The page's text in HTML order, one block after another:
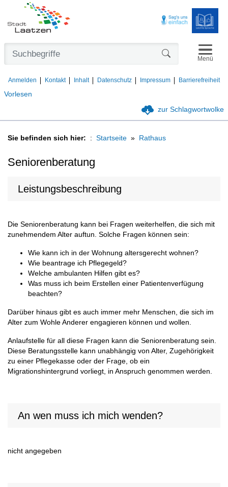
Vorlesen
Anmelden Kontakt Inhalt Datenschutz Impressum Barrierefreiheit
Menü
zur Schlagwortwolke
Sie befinden sich hier: Startseite Rathaus
Seniorenberatung
Leistungsbeschreibung
Die Seniorenberatung kann bei Fragen weiterhelfen, die sich mit
zunehmendem Alter auftun. Solche Fragen können sein:
Wie kann ich in der Wohnung altersgerecht wohnen?
Wie beantrage ich Pflegegeld?
Welche ambulanten Hilfen gibt es?
Was muss ich beim Erstellen einer Patientenverfügung
beachten?
Darüber hinaus gibt es auch immer mehr Menschen, die sich im
Alter zum Wohle Anderer engagieren können und wollen.
Anlaufstelle für all diese Fragen kann die Seniorenberatung sein.
Diese Beratungsstelle kann unabhängig von Alter, Zugehörigkeit
zu einer Pflegekasse oder der Frage, ob ein
Migrationshintergrund vorliegt, in Anspruch genommen werden.
An wen muss ich mich wenden?
nicht angegeben